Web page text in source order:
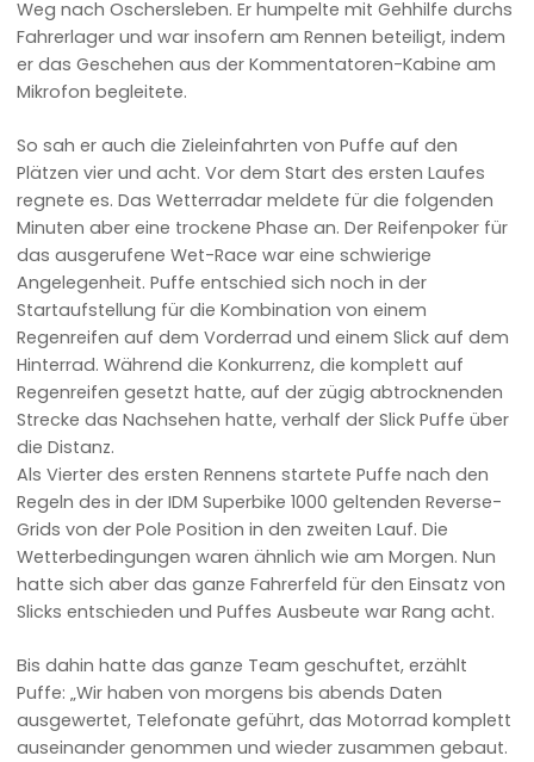
Weg nach Oschersleben. Er humpelte mit Gehhilfe durchs
Fahrerlager und war insofern am Rennen beteiligt, indem
er das Geschehen aus der Kommentatoren-Kabine am
Mikrofon begleitete.
So sah er auch die Zieleinfahrten von Puffe auf den
Plätzen vier und acht. Vor dem Start des ersten Laufes
regnete es. Das Wetterradar meldete für die folgenden
Minuten aber eine trockene Phase an. Der Reifenpoker für
das ausgerufene Wet-Race war eine schwierige
Angelegenheit. Puffe entschied sich noch in der
Startaufstellung für die Kombination von einem
Regenreifen auf dem Vorderrad und einem Slick auf dem
Hinterrad. Während die Konkurrenz, die komplett auf
Regenreifen gesetzt hatte, auf der zügig abtrocknenden
Strecke das Nachsehen hatte, verhalf der Slick Puffe über
die Distanz.
Als Vierter des ersten Rennens startete Puffe nach den
Regeln des in der IDM Superbike 1000 geltenden Reverse-
Grids von der Pole Position in den zweiten Lauf. Die
Wetterbedingungen waren ähnlich wie am Morgen. Nun
hatte sich aber das ganze Fahrerfeld für den Einsatz von
Slicks entschieden und Puffes Ausbeute war Rang acht.
Bis dahin hatte das ganze Team geschuftet, erzählt
Puffe: „Wir haben von morgens bis abends Daten
ausgewertet, Telefonate geführt, das Motorrad komplett
auseinander genommen und wieder zusammen gebaut.